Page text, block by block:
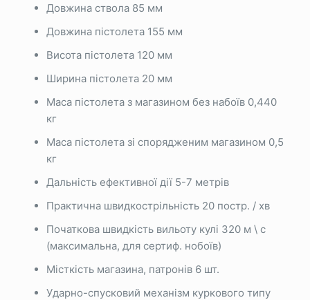
Довжина ствола 85 мм
Довжина пістолета 155 мм
Висота пістолета 120 мм
Ширина пістолета 20 мм
Маса пістолета з магазином без набоїв 0,440
кг
Маса пістолета зі спорядженим магазином 0,5
кг
Дальність ефективної дії 5-7 метрів
Практична швидкострільність 20 постр. / хв
Початкова швидкість вильоту кулі 320 м \ с
(максимальна, для сертиф. нобоїв)
Місткість магазина, патронів 6 шт.
Ударно-спусковий механізм куркового типу